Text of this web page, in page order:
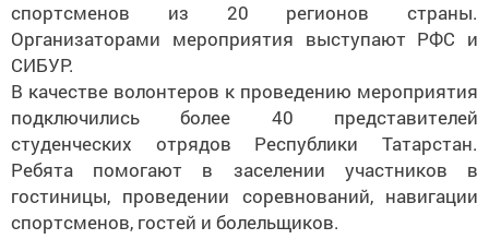
спортсменов из 20 регионов страны.
Организаторами мероприятия выступают РФС и
СИБУР.
В качестве волонтеров к проведению мероприятия
подключилисьболее 40 представителей
студенческих отрядов Республики Татарстан.
Ребята помогают в заселении участников в
гостиницы, проведении соревнований, навигации
спортсменов, гостей и болельщиков.